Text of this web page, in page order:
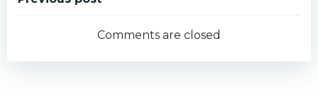
navigationComments are closed